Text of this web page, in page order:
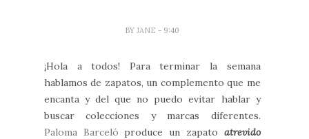
BYJANE - 9:40
¡Hola a todos! Para terminar la semana
hablamos de zapatos, un complemento que me
encanta y del que no puedo evitar hablar y
buscar colecciones y marcas diferentes.
Paloma Barceló produce un zapato atrevido